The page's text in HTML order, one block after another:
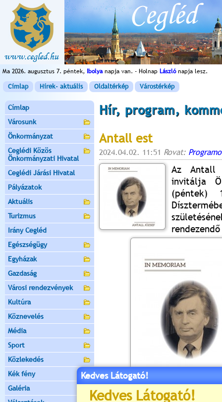
Ma 2026. augusztus 7. péntek, Ibolyanapja van. - Holnap Lászlónapja lesz.
Címlap Hírek- aktuális Oldaltérkép Várostérkép
Címlap
Városunk
Önkormányzat
Ceglédi Közös
Önkormányzati Hivatal
Ceglédi Járási Hivatal
Pályázatok
Aktuális
Turizmus
Irány Cegléd
Egészségügy
Egyházak
Gazdaság
Városi rendezvények
Kultúra
Köznevelés
Média
Sport
Közlekedés
Kék fény
Galéria
Hír, program,
Antall est
2024.04.02. 11:51 Rovat:
Az Antall
invitálja
(péntek)
Kedves Látogató!